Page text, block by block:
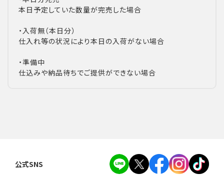
本日予定していた数量が完売した場合
・入荷無（本日分）
仕入れ等の状況により本日の入荷がない場合
・準備中
仕込みや納品待ちでご提供ができない場合
公式SNS